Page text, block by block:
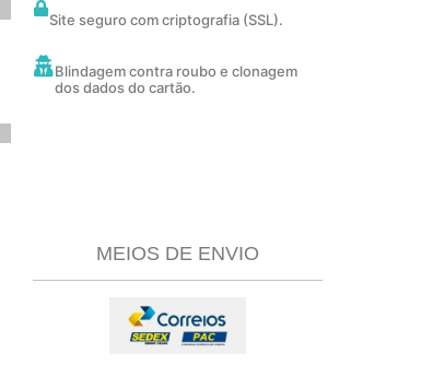
Site seguro com criptografia (SSL).
Blindagem contra roubo e clonagem
dos dados do cartão.
MEIOS DE ENVIO